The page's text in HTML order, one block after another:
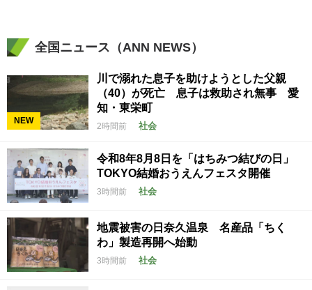
全国ニュース（ANN NEWS）
NEW
川で溺れた息子を助けようとした父親
（40）が死亡 息子は救助され無事 愛
知・東栄町
2時間前 社会
令和8年8月8日を「はちみつ結びの日」
TOKYO結婚おうえんフェスタ開催
3時間前 社会
地震被害の日奈久温泉 名産品「ちく
わ」製造再開へ始動
3時間前 社会